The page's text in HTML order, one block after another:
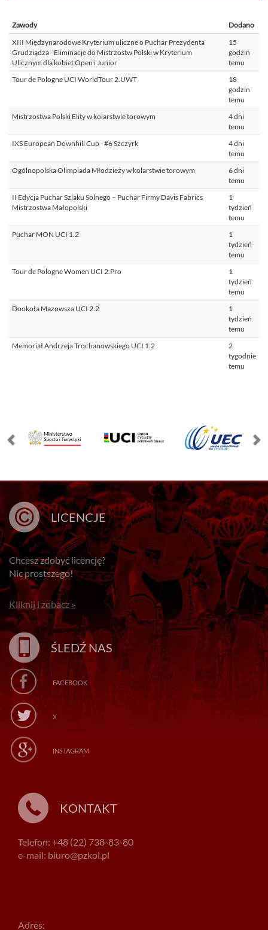
Zawody
Dodano
XIII Międzynarodowe Kryterium uliczne o Puchar Prezydenta
Grudziądza - Eliminacje do Mistrzostw Polski w Kryterium
Ulicznym dla kobiet Open i Junior
15
godzin
temu
Tour de Pologne UCI WorldTour 2.UWT
18
godzin
temu
Mistrzostwa Polski Elity w kolarstwie torowym
4 dni
temu
IXS European Downhill Cup - #6 Szczyrk
4 dni
temu
Ogólnopolska Olimpiada Młodzieży w kolarstwie torowym
6 dni
temu
II Edycja Puchar Szlaku Solnego – Puchar Firmy Davis Fabrics
Mistrzostwa Małopolski
1
tydzień
temu
Puchar MON UCI 1.2
1
tydzień
temu
Tour de Pologne Women UCI 2.Pro
1
tydzień
temu
Dookoła Mazowsza UCI 2.2
1
tydzień
temu
Memoriał Andrzeja Trochanowskiego UCI 1.2
2
tygodnie
temu
LICENCJE
Chcesz zdobyć licencję?
Nic prostszego!
Kliknij i zobacz »
ŚLEDŹ NAS
FACEBOOK
X
INSTAGRAM
KONTAKT
Telefon: +48 (22) 738-83-80
e-mail: biuro@pzkol.pl
Adres: